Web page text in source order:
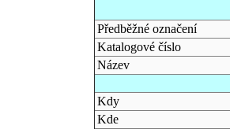
Předběžné označení
Katalogové číslo
Název
Kdy
Kde